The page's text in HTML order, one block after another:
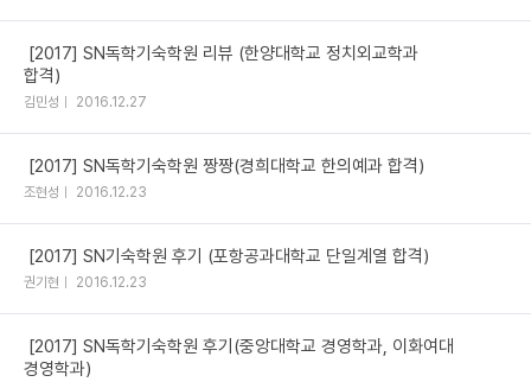
[2017] SN독학기숙학원 리뷰 (한양대학교 정치외교학과
합격)
김민성 2016.12.27
[2017] SN독학기숙학원 짱짱(경희대학교 한의예과 합격)
조현성 2016.12.23
[2017] SN기숙학원 후기 (포항공과대학교 단일계열 합격)
권기현 2016.12.23
[2017] SN독학기숙학원 후기(중앙대학교 경영학과, 이화여대
경영학과)